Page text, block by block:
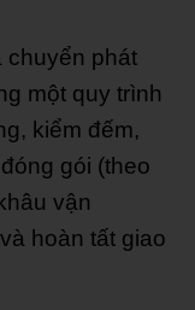
chuyển phát
một quy trình
kiểm đếm,
gói (theo
vận
hoàn tất giao